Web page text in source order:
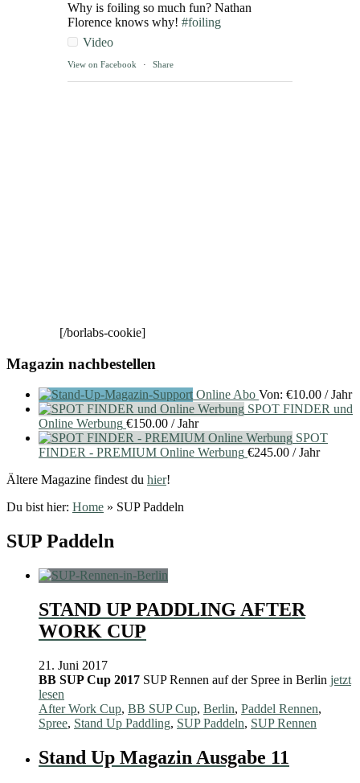
Why is foiling so much fun? Nathan
Florence knows why! #foiling
Video
View on Facebook · Share
[/borlabs-cookie]
Magazin nachbestellen
Online Abo Von: €10.00 / Jahr
SPOT FINDER und
Online Werbung €150.00 / Jahr
SPOT
FINDER - PREMIUM Online Werbung €245.00 / Jahr
Ältere Magazine findest du hier!
Du bist hier: Home » SUP Paddeln
SUP Paddeln
STAND UP PADDLING AFTER
WORK CUP
21. Juni 2017
BB SUP Cup 2017 SUP Rennen auf der Spree in Berlin jetzt
lesen
After Work Cup, BB SUP Cup, Berlin, Paddel Rennen,
Spree, Stand Up Paddling, SUP Paddeln, SUP Rennen
Stand Up Magazin Ausgabe 11